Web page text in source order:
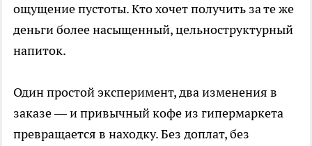
ощущение пустоты. Кто хочет получить за те же
деньги более насыщенный, цельноструктурный
напиток.
Один простой эксперимент, два изменения в
заказе — и привычный кофе из гипермаркета
превращается в находку. Без доплат, без